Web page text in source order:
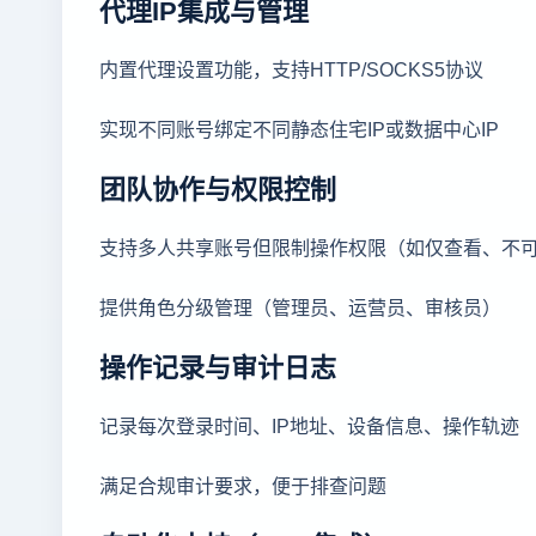
代理IP集成与管理
内置代理设置功能，支持HTTP/SOCKS5协议
实现不同账号绑定不同静态住宅IP或数据中心IP
团队协作与权限控制
支持多人共享账号但限制操作权限（如仅查看、不可
提供角色分级管理（管理员、运营员、审核员）
操作记录与审计日志
记录每次登录时间、IP地址、设备信息、操作轨迹
满足合规审计要求，便于排查问题